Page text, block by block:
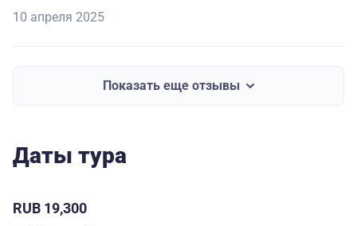
10 апреля 2025
Показать еще отзывы
Даты тура
RUB 19,300